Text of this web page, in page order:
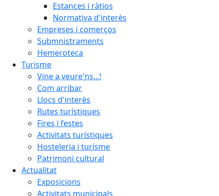
Estances i ràtios
Normativa d'interès
Empreses i comerços
Submnistraments
Hemeroteca
Turisme
Vine a veure'ns...!
Com arribar
Llocs d'interès
Rutes turístiques
Fires i festes
Activitats turístiques
Hosteleria i turísme
Patrimoni cultural
Actualitat
Exposicions
Activitats municipals